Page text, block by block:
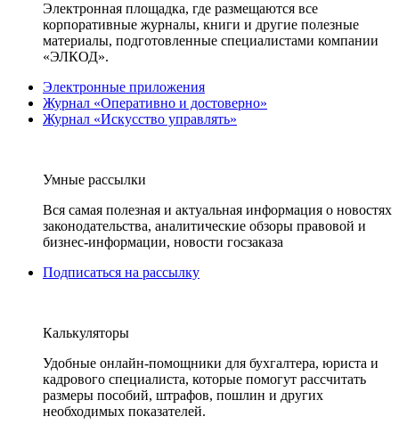
Электронная площадка, где размещаются все
корпоративные журналы, книги и другие полезные
материалы, подготовленные специалистами компании
«ЭЛКОД».
Электронные приложения
Журнал «Оперативно и достоверно»
Журнал «Искусство управлять»
Умные рассылки
Вся самая полезная и актуальная информация о новостях
законодательства, аналитические обзоры правовой и
бизнес-информации, новости госзаказа
Подписаться на рассылку
Калькуляторы
Удобные онлайн-помощники для бухгалтера, юриста и
кадрового специалиста, которые помогут рассчитать
размеры пособий, штрафов, пошлин и других
необходимых показателей.